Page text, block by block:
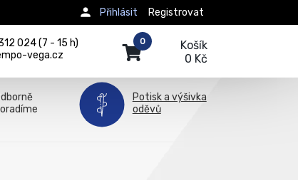
Registrovat
Přihlásit
024 (7 - 15 h)
vega.cz
Košík
0 Kč
0
Potisk a výšivka
oděvů